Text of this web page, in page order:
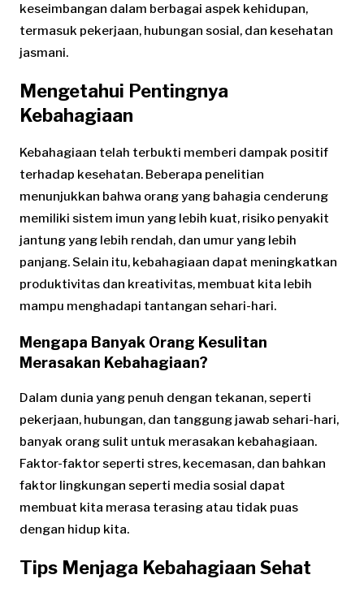
keseimbangan dalam berbagai aspek kehidupan,
termasuk pekerjaan, hubungan sosial, dan kesehatan
jasmani.
Mengetahui Pentingnya
Kebahagiaan
Kebahagiaan telah terbukti memberi dampak positif
terhadap kesehatan. Beberapa penelitian
menunjukkan bahwa orang yang bahagia cenderung
memiliki sistem imun yang lebih kuat, risiko penyakit
jantung yang lebih rendah, dan umur yang lebih
panjang. Selain itu, kebahagiaan dapat meningkatkan
produktivitas dan kreativitas, membuat kita lebih
mampu menghadapi tantangan sehari-hari.
Mengapa Banyak Orang Kesulitan
Merasakan Kebahagiaan?
Dalam dunia yang penuh dengan tekanan, seperti
pekerjaan, hubungan, dan tanggung jawab sehari-hari,
banyak orang sulit untuk merasakan kebahagiaan.
Faktor-faktor seperti stres, kecemasan, dan bahkan
faktor lingkungan seperti media sosial dapat
membuat kita merasa terasing atau tidak puas
dengan hidup kita.
Tips Menjaga Kebahagiaan Sehat